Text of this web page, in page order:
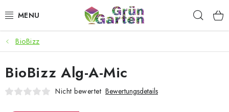
Inhalt
ANGEBOTE
LED PFLANZENLAMPEN
ANBAUBEDARF FÜR DEN HEIMANBAU
BioBizz
BioBizz Alg-A-Mic
Nicht bewertet Bewertungsdetails